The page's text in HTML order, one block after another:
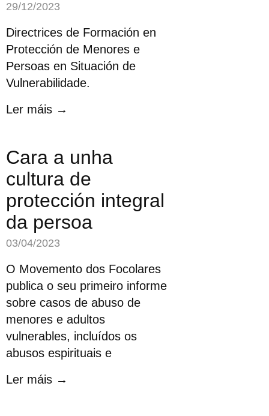
29/12/2023
Directrices de Formación en
Protección de Menores e
Persoas en Situación de
Vulnerabilidade.
Ler máis →
Cara a unha
cultura de
protección integral
da persoa
03/04/2023
O Movemento dos Focolares
publica o seu primeiro informe
sobre casos de abuso de
menores e adultos
vulnerables, incluídos os
abusos espirituais e
Ler máis →